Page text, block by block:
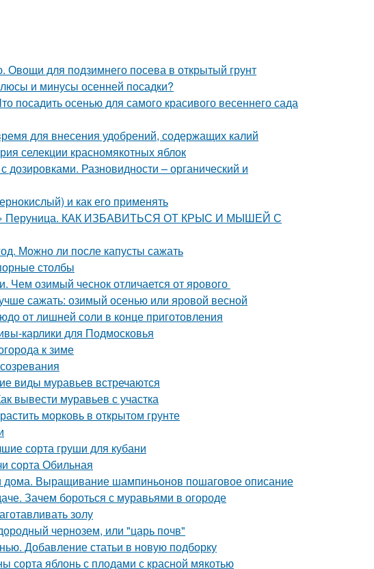
для подзимнего посева в открытый грунт
и минусы осенней посадки?
посадить осенью для самого красивого весеннего сада
для внесения удобрений, содержащих калий
селекции красномякотных яблок
Разновидности – органический и
и как его применять
» Перуница. КАК ИЗБАВИТЬСЯ ОТ КРЫС И МЫШЕЙ С
Можно ли после капусты сажать
столбы
Чем озимый чеснок отличается от ярового
сажать: озимый осенью или яровой весной
от лишней соли в конце приготовления
карлики для Подмосковья
к зиме
виды муравьев встречаются
вывести муравьев с участка
морковь в открытом грунте
сорта груши для кубани
сорта Обильная
Выращивание шампиньонов пошаговое описание
Зачем бороться с муравьями в огороде
золу
чернозем, или "царь почв"
Добавление статьи в новую подборку
сорта яблонь с плодами с красной мякотью